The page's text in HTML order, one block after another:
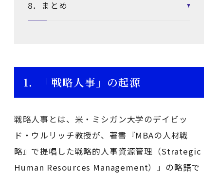
8．まとめ
1．「戦略人事」の起源
戦略人事とは、米・ミシガン大学のデイビッ
ド・ウルリッチ教授が、著書『MBAの人材戦
略』で提唱した戦略的人事資源管理（Strategic
Human Resources Management）」の略語で